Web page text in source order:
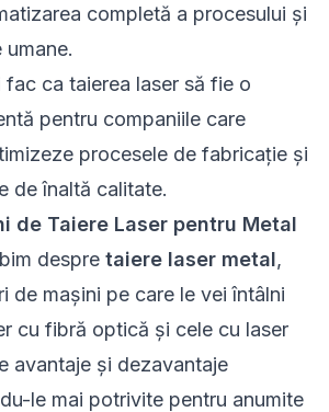
completă a procesului și
ca taierea laser să fie o
pentru companiile care
procesele de fabricație și
de înaltă calitate.
de Taiere Laser pentru Metal
despre taiere laser metal,
de mașini pe care le vei întâlni
cu fibră optică și cele cu laser
avantaje și dezavantaje
le mai potrivite pentru anumite